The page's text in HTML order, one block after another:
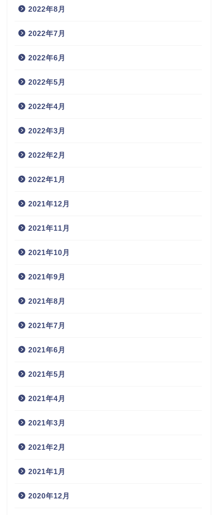
2022年8月
2022年7月
2022年6月
2022年5月
2022年4月
2022年3月
2022年2月
2022年1月
2021年12月
2021年11月
2021年10月
2021年9月
2021年8月
2021年7月
2021年6月
2021年5月
2021年4月
2021年3月
2021年2月
2021年1月
2020年12月